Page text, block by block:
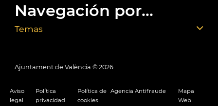
Navegación por...
Temas
Ajuntament de València © 2026
Aviso
legal
Política
privacidad
Política de
cookies
Agencia Antifraude
Mapa
Web